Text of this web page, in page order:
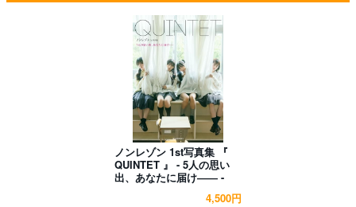
ノンレゾン 1st写真集 『
QUINTET 』 - 5人の思い
出、あなたに届け―― -
4,500円